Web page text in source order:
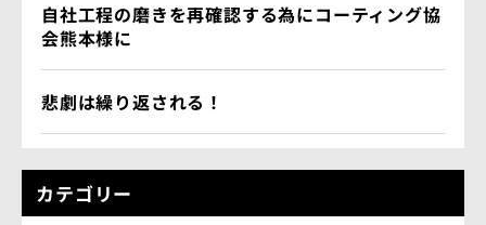
自社工程の磨きを再確認する為にコーティング協
会熊本様に
悲劇は繰り返される！
カテゴリー